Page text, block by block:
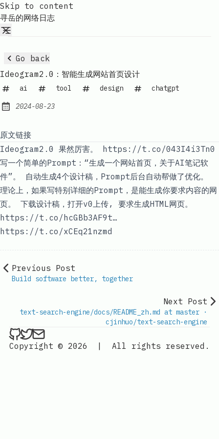
Skip to content
寻岳的网络日志
Go back
Ideogram2.0：智能生成网站首页设计
ai tool design chatgpt
Published:
2024-08-23
原文链接
Ideogram2.0 果然厉害。
https://t.co/043I4i3Tn0
写一个简单的Prompt：“生成一个网站首页，关于AI笔记软
件”。 自动生成4个设计稿，Prompt后台自动帮做了优化。
理论上，如果写特别详细的Prompt，是能生成你要求内容的网
页。 下载设计稿，打开v0上传, 要求生成HTML网页。
https://t.co/hcGBb3AF9t…
https://t.co/xCEq21nzmd
Previous Post
Build software better, together
Next Post
text-search-engine/docs/README_zh.md at master ·
cjinhuo/text-search-engine
ethan4768 on Github
ethan4768 on Twitter
Send an email to
Copyright © 2026
All rights reserved.